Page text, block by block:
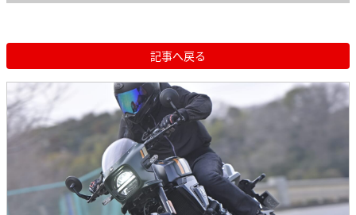
記事へ戻る